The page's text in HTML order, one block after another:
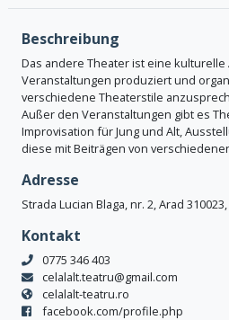
Beschreibung
Das andere Theater ist eine
Veranstaltungen produziert und
verschiedene Theaterstile
Außer den Veranstaltungen gibt es
Improvisation für Jung und Alt,
diese mit Beiträgen von
Adresse
Strada Lucian Blaga, nr. 2, Arad
Kontakt
0775 346 403
celalalt.teatru@gmail.com
celalalt-teatru.ro
facebook.com/profile.php